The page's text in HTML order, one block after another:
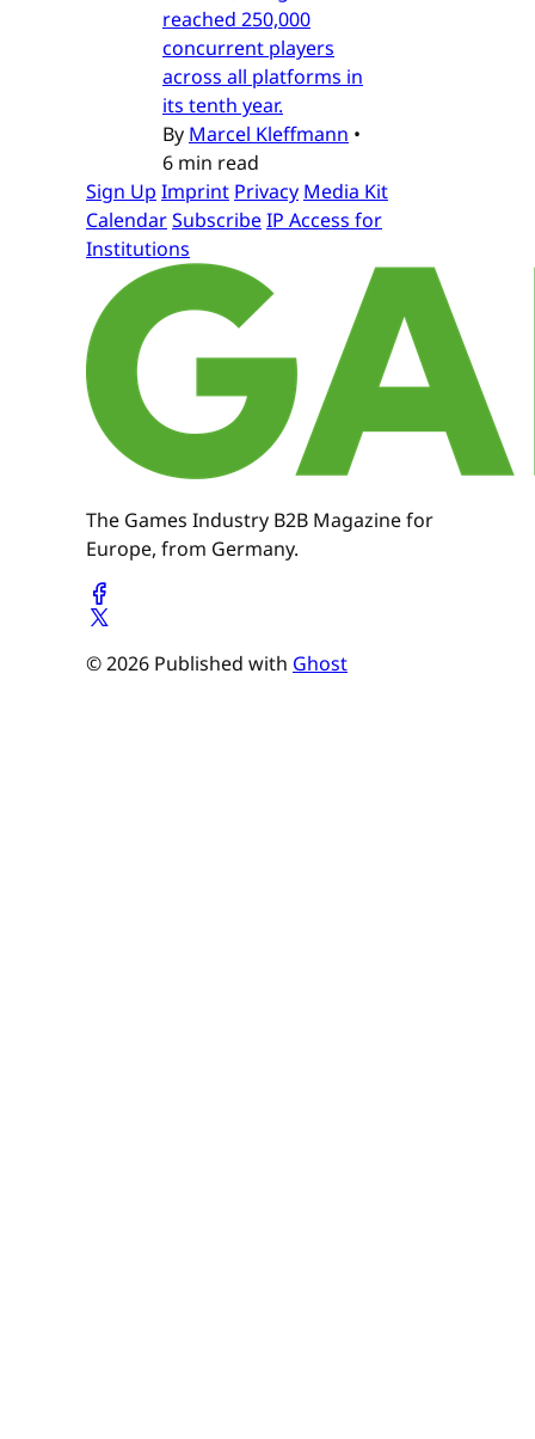
reached 250,000
concurrent players
across all platforms in
its tenth year.
By Marcel Kleffmann •
6 min read
Sign Up Imprint Privacy Media Kit
CalendarSubscribeIP Access for
Institutions
The Games Industry B2B Magazine for
Europe, from Germany.
© 2026 Published with Ghost